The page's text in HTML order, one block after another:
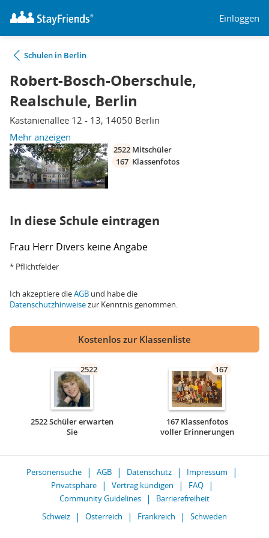
Einloggen
Schulen in Berlin
Robert-Bosch-Oberschule,
Realschule, Berlin
Kastanienallee 12 - 13, 14050 Berlin
Mehr anzeigen
2522 Mitschüler
167 Klassenfotos
In diese Schule eintragen
Frau Herr Divers keine Angabe
* Pflichtfelder
Ich akzeptiere dieAGB und habe die
Datenschutzhinweisezur Kenntnis genommen.
Kostenlos zur Klassenliste
2522
2522 Schüler erwarten
Sie
167
167 Klassenfotos
voller Erinnerungen
Personensuche AGB Datenschutz
Impressum
Privatsphäre
Vertrag kündigen
FAQ
Community Guidelines
Barrierefreiheit
Schweiz
Österreich Frankreich Schweden